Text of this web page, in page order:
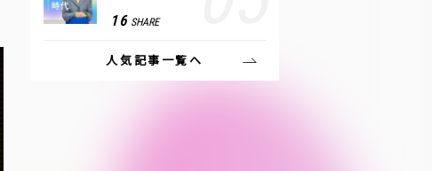
つけた、私の生きる道
16 SHARE
人気記事一覧へ